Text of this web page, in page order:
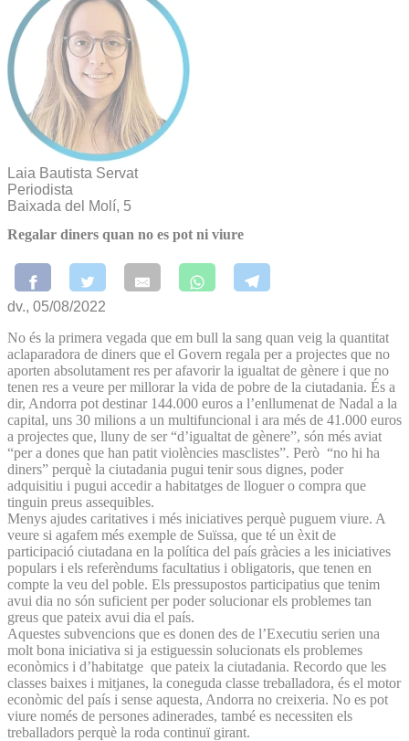
Laia Bautista Servat
Periodista
Baixada del Molí, 5
Regalar diners quan no es pot ni viure
dv., 05/08/2022
No és la primera vegada que em bull la sang quan veig la quantitat
aclaparadora de diners que el Govern regala per a projectes que no
aporten absolutament res per afavorir la igualtat de gènere i que no
tenen res a veure per millorar la vida de pobre de la ciutadania. És a
dir, Andorra pot destinar 144.000 euros a l’enllumenat de Nadal a la
capital, uns 30 milions a un multifuncional i ara més de 41.000 euros
a projectes que, lluny de ser “d’igualtat de gènere”, són més aviat
“per a dones que han patit violències masclistes”. Però “no hi ha
diners” perquè la ciutadania pugui tenir sous dignes, poder
adquisitiu i pugui accedir a habitatges de lloguer o compra que
tinguin preus assequibles.
Menys ajudes caritatives i més iniciatives perquè puguem viure. A
veure si agafem més exemple de Suïssa, que té un èxit de
participació ciutadana en la política del país gràcies a les iniciatives
populars i els referèndums facultatius i obligatoris, que tenen en
compte la veu del poble. Els pressupostos participatius que tenim
avui dia no són suficient per poder solucionar els problemes tan
greus que pateix avui dia el país.
Aquestes subvencions que es donen des de l’Executiu serien una
molt bona iniciativa si ja estiguessin solucionats els problemes
econòmics i d’habitatge que pateix la ciutadania. Recordo que les
classes baixes i mitjanes, la coneguda classe treballadora, és el motor
econòmic del país i sense aquesta, Andorra no creixeria. No es pot
viure només de persones adinerades, també es necessiten els
treballadors perquè la roda continuï girant.